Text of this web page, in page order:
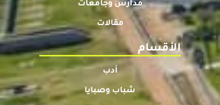
مدارس وجامعات
مقالات
الأقسام
أدب
شباب وصبايا